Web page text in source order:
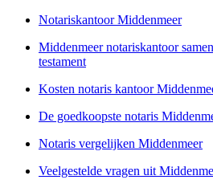
Notariskantoor Middenmeer
Middenmeer notariskantoor
testament
Kosten notaris kantoor
De goedkoopste notaris
Notaris vergelijken Middenmeer
Veelgestelde vragen uit